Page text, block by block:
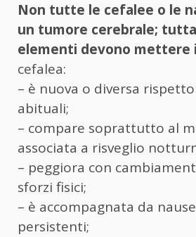
Non tutte le cefalee o le
un tumore cerebrale;
elementi devono mettere
cefalea:
– è nuova o diversa
abituali;
– compare soprattutto al
associata a risveglio
– peggiora con
sforzi fisici;
– è accompagnata da
persistenti;